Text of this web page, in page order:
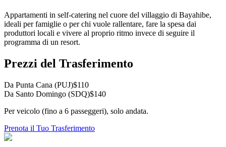
Appartamenti in self-catering nel cuore del villaggio di Bayahibe,
ideali per famiglie o per chi vuole rallentare, fare la spesa dai
produttori locali e vivere al proprio ritmo invece di seguire il
programma di un resort.
Prezzi del Trasferimento
Da Punta Cana (PUJ)$110
Da Santo Domingo (SDQ)$140
Per veicolo (fino a 6 passeggeri), solo andata.
Prenota il Tuo Trasferimento